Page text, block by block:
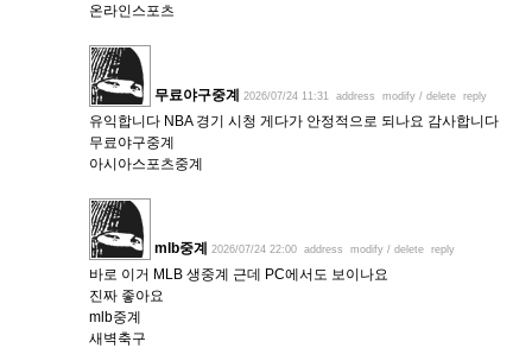
온라인스포츠
무료야구중계 2026/07/24 11:31 address modify / delete reply
유익합니다 NBA 경기 시청 게다가 안정적으로 되나요 감사합니다
무료야구중계
아시아스포츠중계
mlb중계 2026/07/24 22:00 address modify / delete reply
바로 이거 MLB 생중계 근데 PC에서도 보이나요
진짜 좋아요
mlb중계
새벽축구